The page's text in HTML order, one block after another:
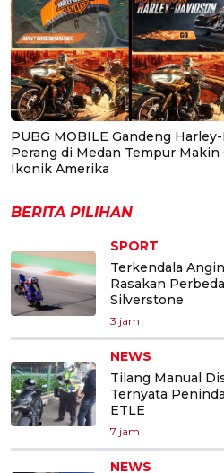
PUBG MOBILE Gandeng
Perang di Medan Tempur
Ikonik Amerika
BERITA PILIHAN
SPORT
Terkendala
Rasakan
Silverstone
3 jam
NEWS
Tilang Manual
Ternyata
ETLE
7 jam
NEWS